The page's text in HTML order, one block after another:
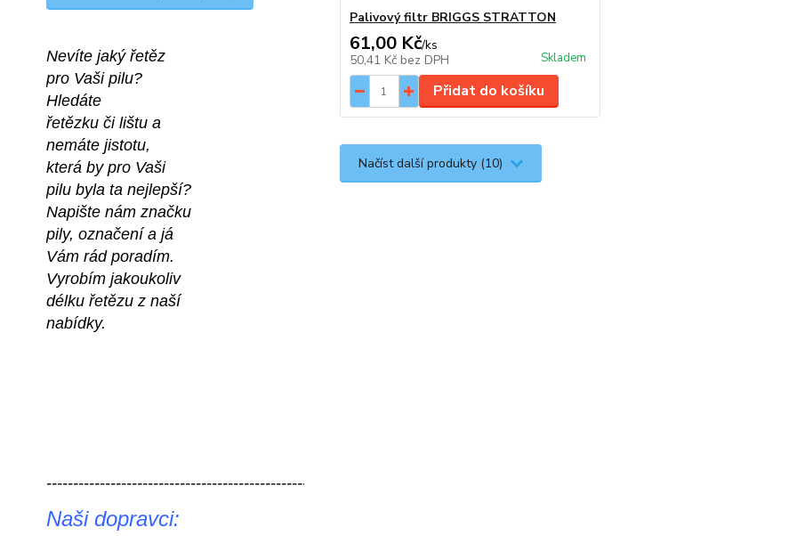
Nevíte jaký řetěz
pro Vaši pilu?
Hledáte
řetězku či lištu a
nemáte jistotu,
která by pro Vaši
pilu byla ta nejlepší?
Napište nám značku
pily, označení a já
Vám rád poradím.
Vyrobím jakoukoliv
délku řetězu z naší
nabídky.
-----------------------------------------------------------
Naši dopravci:
Palivový filtr BRIGGS STRATTON
61,00 Kč/ks
50,41 Kč bez DPH Skladem
Přidat do košíku
Načíst další produkty (10)